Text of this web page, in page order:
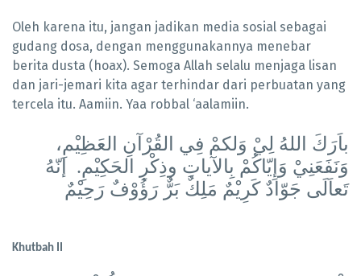
Oleh karena itu, jangan jadikan media sosial sebagai
gudang dosa, dengan menggunakannya menebar
berita dusta (hoax). Semoga Allah selalu menjaga lisan
dan jari-jemari kita agar terhindar dari perbuatan yang
tercela itu. Aamiin. Yaa robbal ‘aalamiin.
باَرَكَ اللهُ لِيْ وَلكمْ فِي القُرْآنِ العَظِيْمِ،
وَنَفَعَنِيْ وَإِيّاكُمْ بِالآياتِ وذِكْرِ الحَكِيْمِ. إنّهُ
تَعاَلَى جَوّادٌ كَرِيْمٌ مَلِكٌ بَرٌّ رَؤُوْفٌ رَحِيْمٌ
Khutbah II